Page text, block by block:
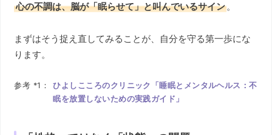
心の不調は、脳が「眠らせて」と叫んでいるサイン。
まずはそう捉え直してみることが、自分を守る第一歩にな
ります。
参考 *1：
ひよしこころのクリニック「睡眠とメンタルヘルス：不
眠を放置しないための実践ガイド」